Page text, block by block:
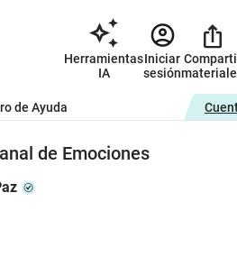
Herramientas
IA
Iniciar
sesión
de Ayuda
de Emociones